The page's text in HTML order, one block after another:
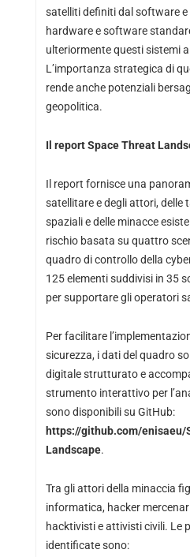
satelliti definiti dal software e
hardware e software
ulteriormente questi sistemi
L’importanza strategica di
rende anche potenziali
geopolitica.
Il report Space Threat
Il report fornisce una
satellitare e degli attori, delle
spaziali e delle minacce
rischio basata su quattro
quadro di controllo della
125 elementi suddivisi in 35
per supportare gli operatori
Per facilitare
sicurezza, i dati del quadro
digitale strutturato e
strumento interattivo per
sono disponibili su GitHub:
https://github.com/enisaeu/
Landscape.
Tra gli attori della minaccia
informatica, hacker
hacktivisti e attivisti civili. Le
identificate sono: